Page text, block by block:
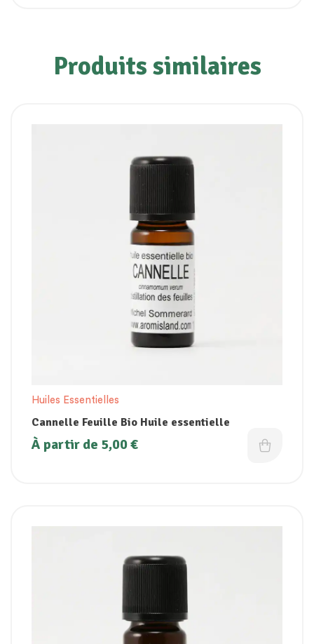
Produits similaires
Huiles Essentielles
Cannelle Feuille Bio Huile essentielle
À partir de 5,00€